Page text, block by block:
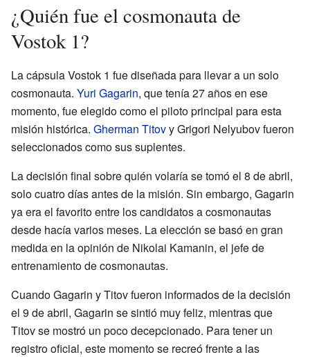
¿Quién fue el cosmonauta de
Vostok 1?
La cápsula Vostok 1 fue diseñada para llevar a un solo
cosmonauta. Yuri Gagarin, que tenía 27 años en ese
momento, fue elegido como el piloto principal para esta
misión histórica. Gherman Titovy Grigori Nelyubov fueron
seleccionados como sus suplentes.
La decisión final sobre quién volaría se tomó el 8 de abril,
solo cuatro días antes de la misión. Sin embargo, Gagarin
ya era el favorito entre los candidatos a cosmonautas
desde hacía varios meses. La elección se basó en gran
medida en la opinión de Nikolai Kamanin, el jefe de
entrenamiento de cosmonautas.
Cuando Gagarin y Titov fueron informados de la decisión
el 9 de abril, Gagarin se sintió muy feliz, mientras que
Titov se mostró un poco decepcionado. Para tener un
registro oficial, este momento se recreó frente a las